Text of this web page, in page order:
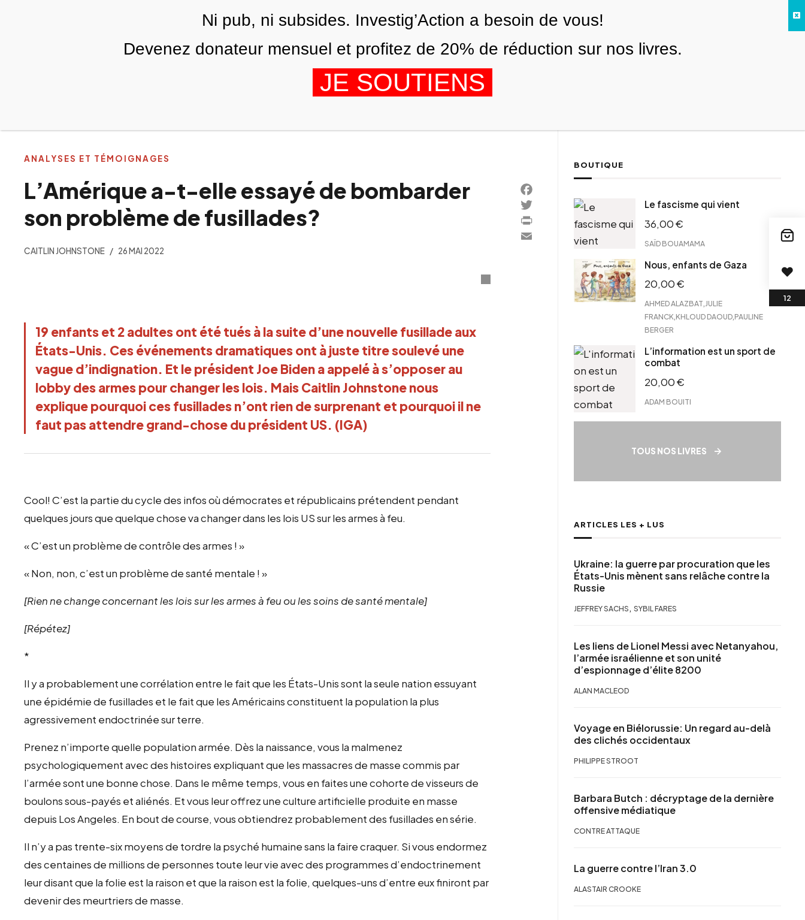
NOUS AGENDA
L’Amérique a-t-elle essayé de bombarder
son problème de fusillades?
CAITLIN JOHNSTONE 26 MAI 2022
19 enfants et 2 adultes ont été tués à la suite d’une nouvelle fusillade aux
États-Unis. Ces événements dramatiques ont à juste titre soulevé une
vague d’indignation. Et le président Joe Biden a appelé à s’opposer au
lobby des armes pour changer les lois. Mais Caitlin Johnstone nous
explique pourquoi ces fusillades n’ont rien de surprenant et pourquoi il ne
faut pas attendre grand-chose du président US. (IGA)
Cool! C’est la partie du cycle des infos où démocrates et républicains prétendent pendant
quelques jours que quelque chose va changer dans les lois US sur les armes à feu.
« C’est un problème de contrôle des armes ! »
« Non, non, c’est un problème de santé mentale ! »
[Rien ne change concernant les lois sur les armes à feu ou les soins de santé mentale]
[Répétez]
*
Il y a probablement une corrélation entre le fait que les États-Unis sont la seule nation essuyant
une épidémie de fusillades et le fait que les Américains constituent la population la plus
agressivement endoctrinée sur terre.
Prenez n’importe quelle population armée. Dès la naissance, vous la malmenez
psychologiquement avec des histoires expliquant que les massacres de masse commis par
l’armée sont une bonne chose. Dans le même temps, vous en faites une cohorte de visseurs de
boulons sous-payés et aliénés. Et vous leur offrez une culture artificielle produite en masse
depuis Los Angeles. En bout de course, vous obtiendrez probablement des fusillades en série.
Il n’y a pas trente-six moyens de tordre la psyché humaine sans la faire craquer. Si vous endormez
des centaines de millions de personnes toute leur vie avec des programmes d’endoctrinement
leur disant que la folie est la raison et que la raison est la folie, quelques-uns d’entre eux finiront par
devenir des meurtriers de masse.
ANALYSES ET TÉMOIGNAGES
Facebook
Twitter
PrintFriendly
Email
BOUTIQUE
Le fascisme qui vient
36,00€
SAÏD BOUAMAMA
Nous, enfants de Gaza
20,00€
AHMED ALAZBAT JULIE
FRANCK KHLOUD DAOUD PAULINE
BERGER
L’information est un sport de
combat
20,00€
ADAM BOUITI
TOUS NOS LIVRES
ARTICLES LES + LUS
Ukraine: la guerre par procuration que les
États-Unis mènent sans relâche contre la
Russie
JEFFREY SACHS , SYBIL FARES
Les liens de Lionel Messi avec Netanyahou,
l’armée israélienne et son unité
d’espionnage d’élite 8200
ALAN MACLEOD
Voyage en Biélorussie: Un regard au-delà
des clichés occidentaux
PHILIPPE STROOT
Barbara Butch : décryptage de la dernière
offensive médiatique
CONTRE ATTAQUE
La guerre contre l’Iran 3.0
ALASTAIR CROOKE
Ni pub, ni subsides. Investig’Action a besoin de vous!
Devenez donateur mensuel et profitez de 20% de réduction sur nos livres.
JE SOUTIENS